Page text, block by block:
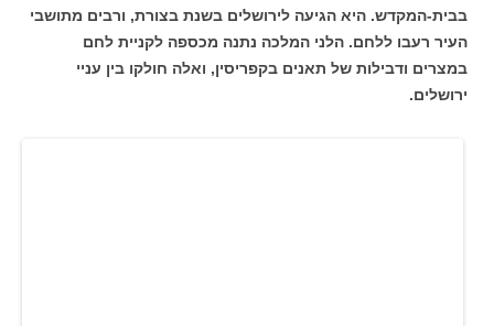
בבית-המקדש. היא הגיעה לירושלים בשנת בצורת, ורבים מתושבי
העיר רעבו ללחם. הלני המלכה נתנה מכספה לקניית לחם
במצרים ודבילות של תאנים בקפריסין, ואלה חולקו בין עניי
ירושלים.